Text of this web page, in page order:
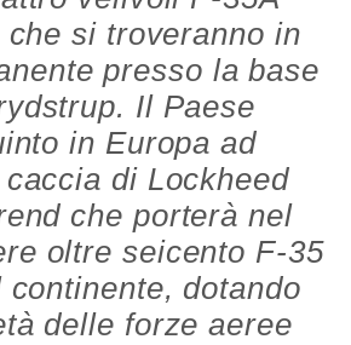
si troveranno in
presso la base
Il Paese
in Europa ad
di Lockheed
che porterà nel
oltre seicento F-35
dotando
delle forze aeree